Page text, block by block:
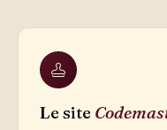
Le site